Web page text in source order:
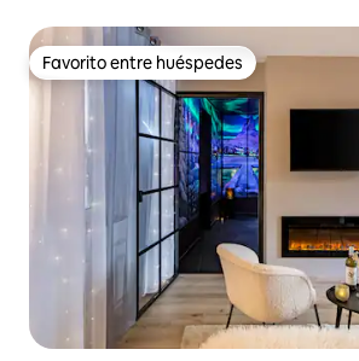
Favorito entre huéspedes
Favorito entre huéspedes